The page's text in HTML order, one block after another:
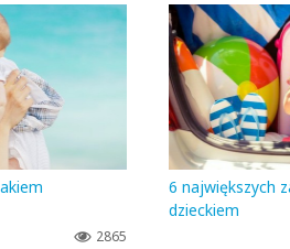
2865
6 największych
dzieckiem